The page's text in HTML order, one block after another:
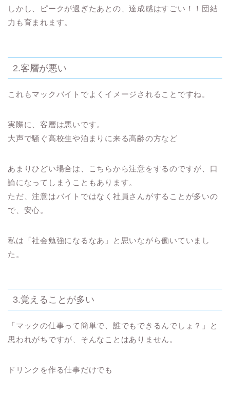
しかし、ピークが過ぎたあとの、達成感はすごい！！団結
力も育まれます。
2.客層が悪い
これもマックバイトでよくイメージされることですね。
実際に、客層は悪いです。
大声で騒ぐ高校生や泊まりに来る高齢の方など
あまりひどい場合は、こちらから注意をするのですが、口
論になってしまうこともあります。
ただ、注意はバイトではなく社員さんがすることが多いの
で、安心。
私は「社会勉強になるなあ」と思いながら働いていまし
た。
3.覚えることが多い
「マックの仕事って簡単で、誰でもできるんでしょ？」と
思われがちですが、そんなことはありません。
ドリンクを作る仕事だけでも